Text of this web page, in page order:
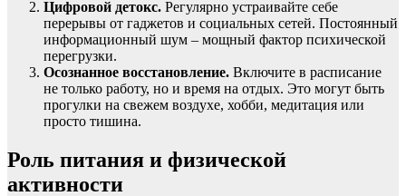
Цифровой детокс. Регулярно устраивайте себе
перерывы от гаджетов и социальных сетей. Постоянный
информационный шум – мощный фактор психической
перегрузки.
Осознанное восстановление. Включите в расписание
не только работу, но и время на отдых. Это могут быть
прогулки на свежем воздухе, хобби, медитация или
просто тишина.
Роль питания и физической
активности